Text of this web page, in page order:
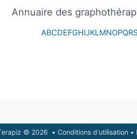
Annuaire des
ABCDEFGHIJKLMNOPQR
© 2026 • Conditions d'utilisation •